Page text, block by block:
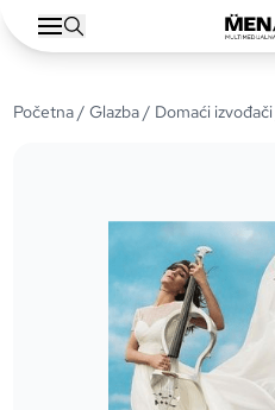
Početna/Glazba/ Domaći izvođači